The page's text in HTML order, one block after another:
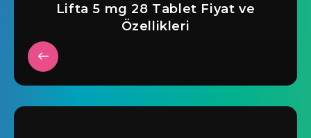
Lifta 5 mg 28 Tablet Fiyat ve
Özellikleri